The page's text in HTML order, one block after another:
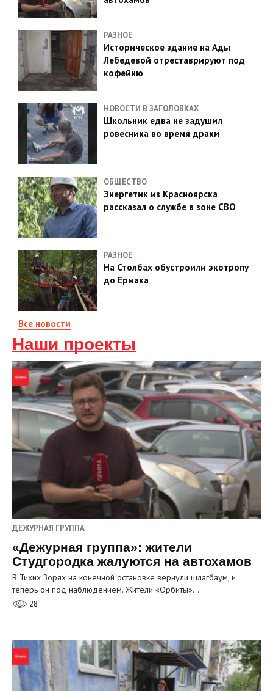
РАЗНОЕ
Историческое здание на Ады
Лебедевой отреставрируют под
кофейню
НОВОСТИ В ЗАГОЛОВКАХ
Школьник едва не задушил
ровесника во время драки
ОБЩЕСТВО
Энергетик из Красноярска
рассказал о службе в зоне СВО
РАЗНОЕ
На Столбах обустроили экотропу
до Ермака
Все новости
Наши проекты
ДЕЖУРНАЯ ГРУППА
«Дежурная группа»: жители
Студгородка жалуются на автохамов
В Тихих Зорях на конечной остановке вернули шлагбаум, и
теперь он под наблюдением. Жители «Орбиты»…
28